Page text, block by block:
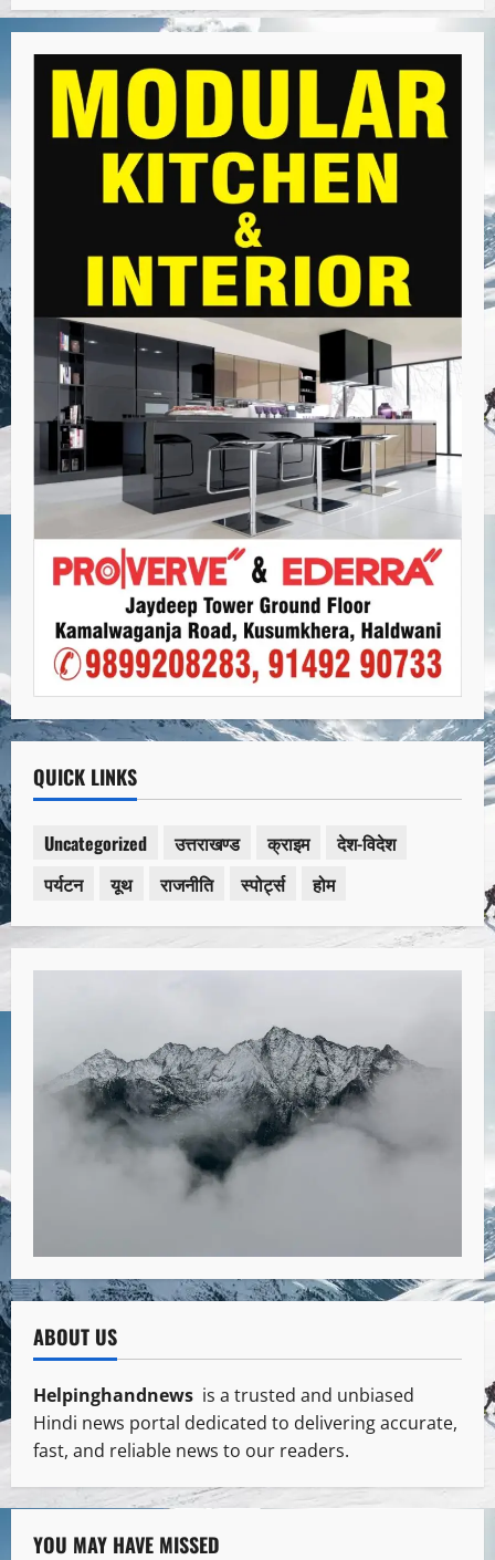
QUICK LINKS
Uncategorized उत्तराखण्ड क्राइम
देश-विदेश
पर्यटन
यूथ राजनीति स्पोर्ट्स होम
ABOUT US
Helpinghandnews is a trusted and unbiased
Hindi news portal dedicated to delivering accurate,
fast, and reliable news to our readers.
YOU MAY HAVE MISSED